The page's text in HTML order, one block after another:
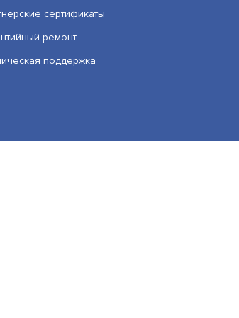
Используя сайт, вы соглашаетесь на
сертификаты
ремонт
поддержка